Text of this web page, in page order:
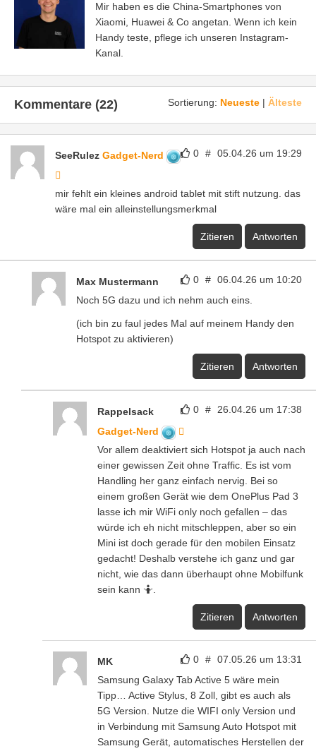
Mir haben es die China-Smartphones von
Xiaomi, Huawei & Co angetan. Wenn ich kein
Handy teste, pflege ich unseren Instagram-
Kanal.
Sortierung: Neueste | Älteste
Kommentare (22)
0 # 05.04.26 um 19:29
SeeRulez Gadget-Nerd
mir fehlt ein kleines android tablet mit stift nutzung. das
wäre mal ein alleinstellungsmerkmal
Zitieren Antworten
0 # 06.04.26 um 10:20
Max Mustermann
Noch 5G dazu und ich nehm auch eins.
(ich bin zu faul jedes Mal auf meinem Handy den
Hotspot zu aktivieren)
Zitieren Antworten
0 # 26.04.26 um 17:38
Rappelsack
Gadget-Nerd
Vor allem deaktiviert sich Hotspot ja auch nach
einer gewissen Zeit ohne Traffic. Es ist vom
Handling her ganz einfach nervig. Bei so
einem großen Gerät wie dem OnePlus Pad 3
lasse ich mir WiFi only noch gefallen – das
würde ich eh nicht mitschleppen, aber so ein
Mini ist doch gerade für den mobilen Einsatz
gedacht! Deshalb verstehe ich ganz und gar
nicht, wie das dann überhaupt ohne Mobilfunk
sein kann 🤷.
Zitieren Antworten
0 # 07.05.26 um 13:31
MK
Samsung Galaxy Tab Active 5 wäre mein
Tipp… Active Stylus, 8 Zoll, gibt es auch als
5G Version. Nutze die WIFI only Version und
in Verbindung mit Samsung Auto Hotspot mit
Samsung Gerät, automatisches Herstellen der